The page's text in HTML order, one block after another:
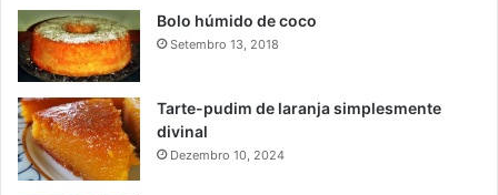
Bolo húmido de coco
Setembro 13, 2018
Tarte-pudim de laranja simplesmente
divinal
Dezembro 10, 2024